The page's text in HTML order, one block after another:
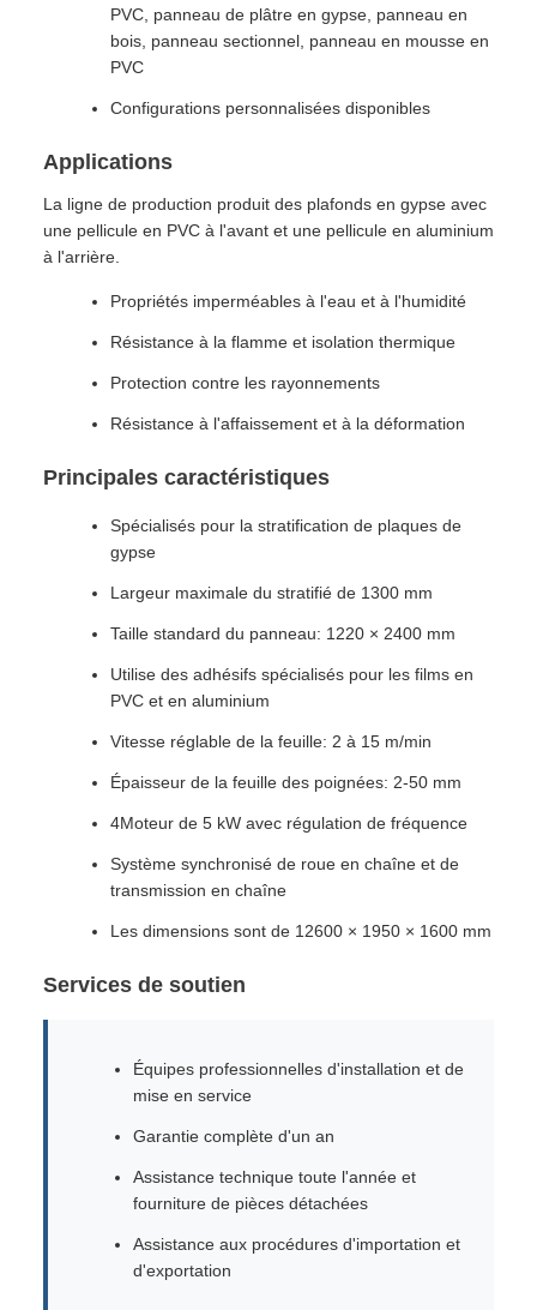
PVC, panneau de plâtre en gypse, panneau en
bois, panneau sectionnel, panneau en mousse en
PVC
Configurations personnalisées disponibles
Applications
La ligne de production produit des plafonds en gypse avec
une pellicule en PVC à l'avant et une pellicule en aluminium
à l'arrière.
Propriétés imperméables à l'eau et à l'humidité
Résistance à la flamme et isolation thermique
Protection contre les rayonnements
Résistance à l'affaissement et à la déformation
Principales caractéristiques
Spécialisés pour la stratification de plaques de
gypse
Largeur maximale du stratifié de 1300 mm
Taille standard du panneau: 1220 × 2400 mm
Utilise des adhésifs spécialisés pour les films en
PVC et en aluminium
Vitesse réglable de la feuille: 2 à 15 m/min
Épaisseur de la feuille des poignées: 2-50 mm
4Moteur de 5 kW avec régulation de fréquence
Système synchronisé de roue en chaîne et de
transmission en chaîne
Les dimensions sont de 12600 × 1950 × 1600 mm
Services de soutien
Équipes professionnelles d'installation et de
mise en service
Garantie complète d'un an
Assistance technique toute l'année et
fourniture de pièces détachées
Assistance aux procédures d'importation et
d'exportation